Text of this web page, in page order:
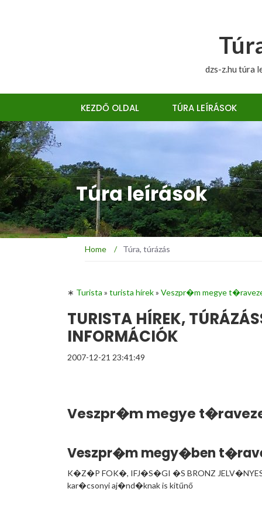
dzs-z.hu túra
KEZDŐ OLDAL TÚRA LEÍRÁSOK
Túra leírások
Home / Túra, túrázás
∗ Turista » turista hírek» Veszpr�m megye
TURISTA HÍREK,
INFORMÁCIÓK
2007-12-21 23:41:49
Veszpr�m megye
Veszpr�m megy�ben
K�Z�P FOK�, IFJ�S�GI �S BRONZ
kar�csonyi aj�nd�knak is kitűnő